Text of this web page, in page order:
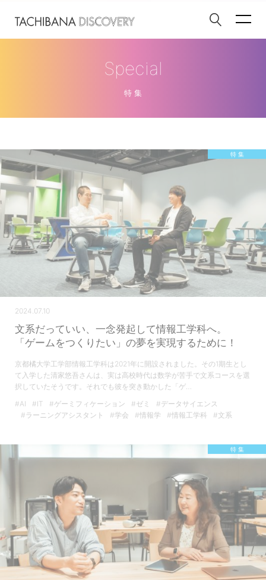
Special
特 集
特 集
2024.07.10
文系だっていい、一念発起して情報工学科へ。
「ゲームをつくりたい」の夢を実現するために！
京都橘大学工学部情報工学科は2021年に開設されました。その1期生とし
て入学した清家悠吾さんは、実は高校時代は数学が苦手で文系コースを選
択していたそうです。それでも彼を突き動かした「ゲ…
#AI
#IT #ゲーミフィケーション #ゼミ
#データサイエンス
#ラーニングアシスタント
#学会 #情報学 #情報工学科 #文系
特 集